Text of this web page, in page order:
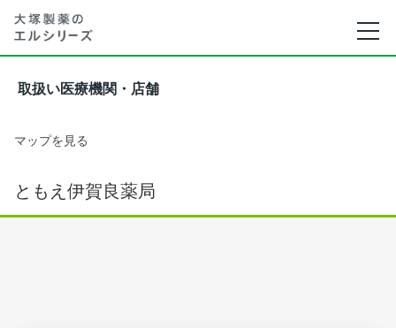
取扱い医療機関・店舗
マップを見る
ともえ伊賀良薬局